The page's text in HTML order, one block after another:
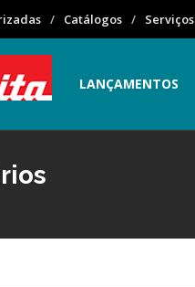
Catálogos Serviços
LANÇAMENTOS